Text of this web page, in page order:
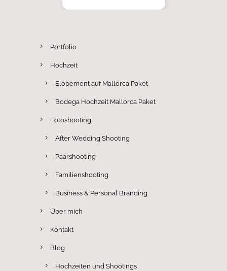
Portfolio
Hochzeit
Elopement auf Mallorca Paket
Bodega Hochzeit Mallorca Paket
Fotoshooting
After Wedding Shooting
Paarshooting
Familienshooting
Business & Personal Branding
Über mich
Kontakt
Blog
Hochzeiten und Shootings